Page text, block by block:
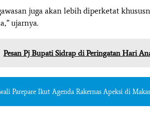
juga akan lebih diperketat
ujarnya.
Pesan Pj Bupati Sidrap di Peringatan Hari
Parepare Ikut Agenda Rakernas Apeksi di